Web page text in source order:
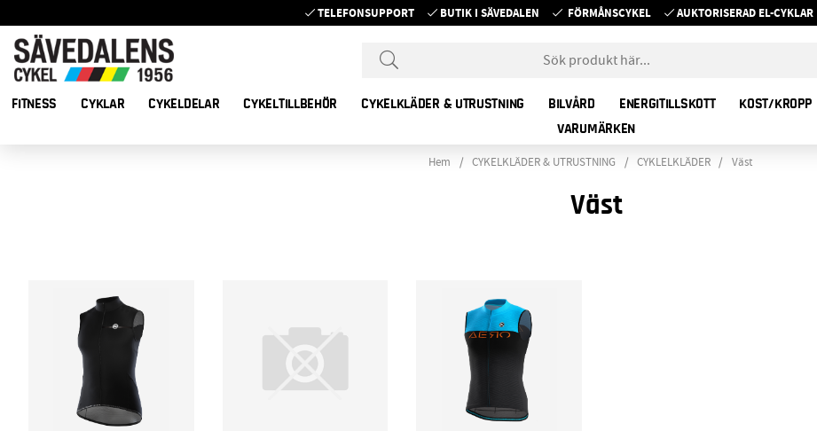
TELEFONSUPPORT BUTIK I SÄVEDALEN FÖRMÅNSCYKEL AUKTORISERAD EL-CYKLAR
FITNESS CYKLAR CYKELDELAR CYKELTILLBEHÖR CYKELKLÄDER & UTRUSTNING BILVÅRD ENERGITILLSKOTT KOST/KROPP
VARUMÄRKEN
Hem CYKELKLÄDER & UTRUSTNING CYKLELKLÄDER Väst
Väst